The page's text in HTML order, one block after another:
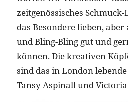
zeitgenössisches
das Besondere lieben,
und Bling-Bling gut und
können. Die kreativen
sind das in London
Tansy Aspinall und